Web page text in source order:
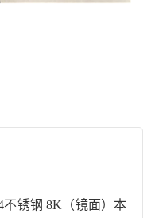
不锈钢8K （镜面）本